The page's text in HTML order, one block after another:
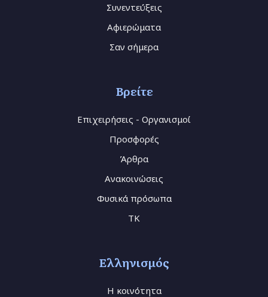
Συνεντεύξεις
Αφιερώματα
Σαν σήμερα
Βρείτε
Επιχειρήσεις - Οργανισμοί
Προσφορές
Άρθρα
Ανακοινώσεις
Φυσικά πρόσωπα
TK
Ελληνισμός
Η κοινότητα